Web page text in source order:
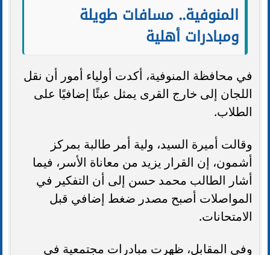
المنوفية.. مسافات طويلة
ومبادرات أهلية
في محافظة المنوفية، أكدت أولياء أمور أن نقل
اللجان إلى خارج القرى يمثل عبئًا إضافيًا على
الطلاب.
وقالت أميرة السيد، ولية أمر طالبة بمركز
أشمون، إن القرار يزيد من معاناة الأسر، فيما
أشار الطالب محمد حسن إلى أن التفكير في
المواصلات أصبح مصدر ضغط إضافي قبل
الامتحانات.
وفي المقابل، ظهرت مبادرات مجتمعية في